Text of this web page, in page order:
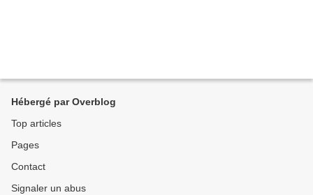
Hébergé par Overblog
Top articles
Pages
Contact
Signaler un abus